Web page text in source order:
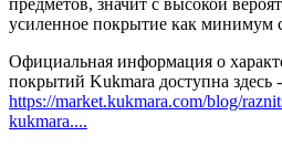
усиленное покрытие как минимум
Официальная информация о
покрытий Kukmara доступна здесь -
https://market.kukmara.com/blog/
kukmara....